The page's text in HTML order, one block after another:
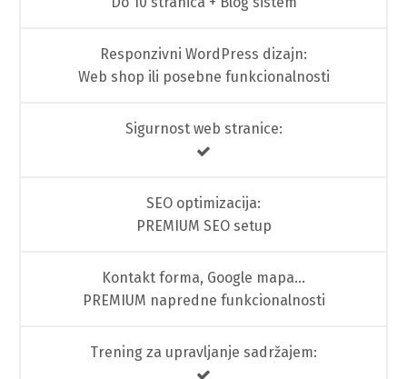
Responzivni WordPress dizajn:
Web shop ili posebne funkcionalnosti
Sigurnost web stranice:
SEO optimizacija:
PREMIUM SEO setup
Kontakt forma, Google mapa…
PREMIUM napredne funkcionalnosti
Trening za upravljanje sadržajem: